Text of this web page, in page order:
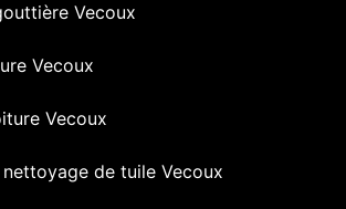
Vecoux
Vecoux
Vecoux
de tuile Vecoux